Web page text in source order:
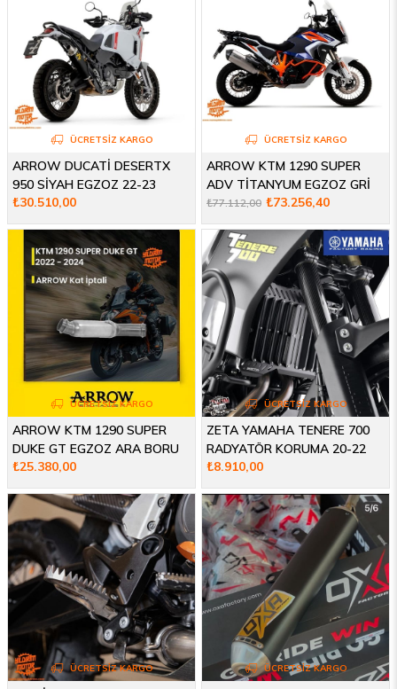
ARROW DUCATİ DESERTX
950 SİYAH EGZOZ 22-23
₺30.510,00
ÜCRETSIZ KARGO
ARROW KTM 1290 SUPER
ADV TİTANYUM EGZOZ GRİ
21-24
₺73.256,40
₺77.112,00
ÜCRETSIZ KARGO
ARROW KTM 1290 SUPER
DUKE GT EGZOZ ARA BORU
17-24
₺25.380,00
ÜCRETSIZ KARGO
ZETA YAMAHA TENERE 700
RADYATÖR KORUMA 20-22
₺8.910,00
ÜCRETSIZ KARGO
ÜCRETSIZ KARGO ÜCRETSIZ KARGO